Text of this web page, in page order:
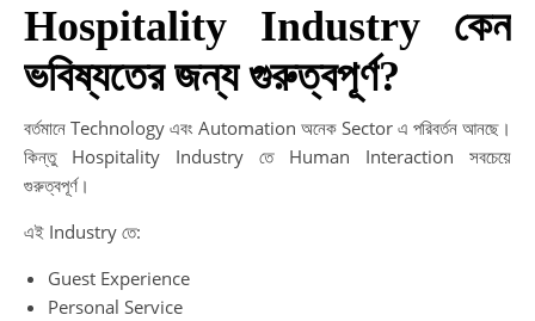
Hospitality Industry কেন
ভবিষ্যতের জন্য গুরুত্বপূর্ণ?
বর্তমানে Technology এবং Automation অনেক Sector এ পরিবর্তন আনছে।
কিন্তু Hospitality Industry তে Human Interaction সবচেয়ে
গুরুত্বপূর্ণ।
এই Industry তে:
Guest Experience
Personal Service